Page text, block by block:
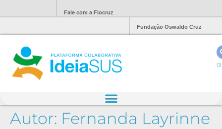
Fale com a Fiocruz
Fundação Oswaldo Cruz
Autor: Fernanda Layrinne